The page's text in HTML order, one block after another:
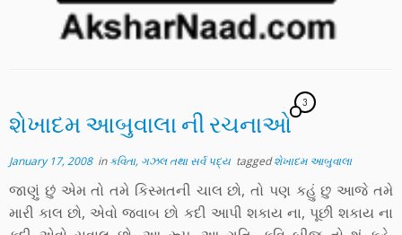
શેખાદમ આબુવાલા ની રચનાઓ
3
January 17, 2008inકવિતા, ગઝલ તથા સર્વ પદ્ય taggedશેખાદમ આબુવાલા
જાણું છું એમ તો તમે કિસ્મતની ચાલ છો, તો પણ કહું છુ આજે તમે
મારી કાલ છો, એવો જવાબ છો કદી આપી શકાય ના, પૂછી શકાય ના